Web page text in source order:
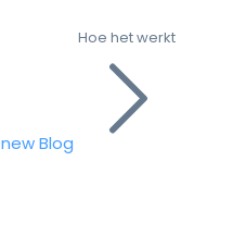
newBlog
Hoe het werkt